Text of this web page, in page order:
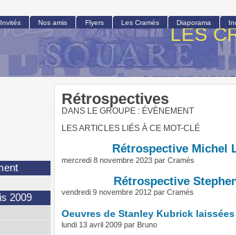
LES
Rétrospectives
DANS LE GROUPE : ÉVÈNEMENT
LES ARTICLES LIÉS À CE MOT-CLÉ
Rétrospective Michel
mercredi 8 novembre 2023 par Cramés
Rétrospective
vendredi 9 novembre 2012 par Cramés
Oeuvres de Stanley Kubrick
lundi 13 avril 2009 par Bruno
Invités Nos amis Flyers Les Cramés Diaporama
2009